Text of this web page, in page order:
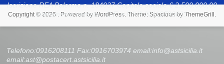
Iscrizione REA Palermo n. 184037 Capitale sociale € 2.500.000,00
interamente versato - C.F. e P.IVA 00110790821
Telefono:0916208111 Fax:0916703974 email:info@astsicilia.it
email:ast@postacert.astsicilia.it
Copyright © 2026 . Powered by WordPress. Theme: Spacious by ThemeGrill .